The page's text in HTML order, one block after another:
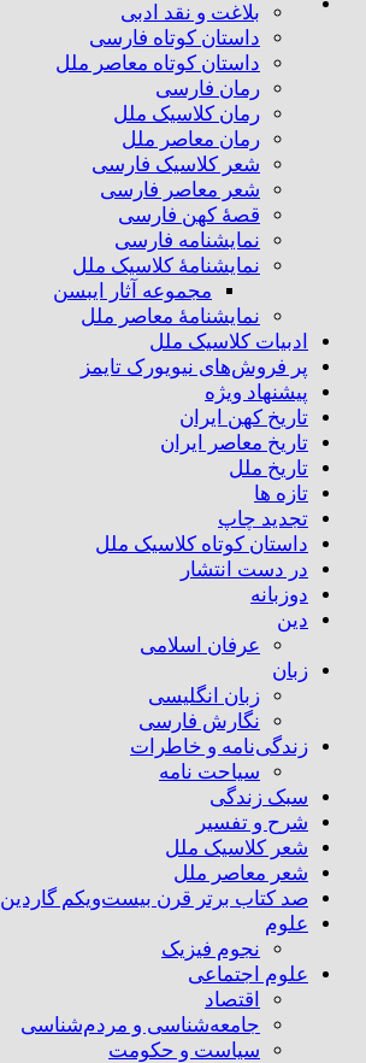
بلاغت و نقد ادبی
داستان کوتاه فارسی
داستان کوتاه معاصر ملل
رمان فارسی
رمان کلاسیک ملل
رمان معاصر ملل
شعر کلاسیک فارسی
شعر معاصر فارسی
قصهٔ کهن فارسی
نمایشنامه فارسی
نمایشنامهٔ کلاسیک ملل
مجموعه آثار ایبسن
نمایشنامهٔ معاصر ملل
ادبیات کلاسیک ملل
پر فروش‌های نیویورک تایمز
پیشنهاد ویژه
تاریخ کهن ایران
تاریخ معاصر ایران
تاریخ ملل
تازه ها
تجدید چاپ
داستان کوتاه کلاسیک ملل
در دست انتشار
دوزبانه
دین
عرفان اسلامی
زبان
زبان انگلیسی
نگارش فارسی
زندگی‌نامه و خاطرات
سیاحت نامه
سبک زندگی
شرح و تفسیر
شعر کلاسیک ملل
شعر معاصر ملل
صد کتاب برتر قرن بیست‌و‌یکم گاردین
علوم
نجوم فیزیک
علوم اجتماعی
اقتصاد
جامعه‌شناسی و مردم‌شناسی
سیاست و حکومت